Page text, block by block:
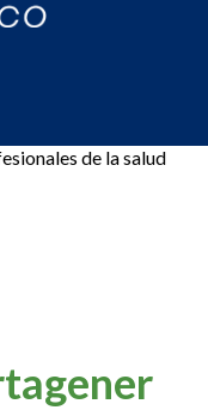
de la salud